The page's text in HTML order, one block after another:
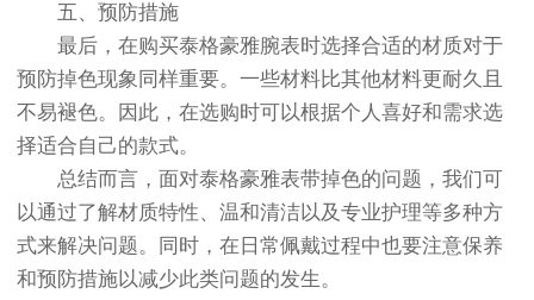
五、预防措施
最后，在购买泰格豪雅腕表时选择合适的材质对于
预防掉色现象同样重要。一些材料比其他材料更耐久且
不易褪色。因此，在选购时可以根据个人喜好和需求选
择适合自己的款式。
总结而言，面对泰格豪雅表带掉色的问题，我们可
以通过了解材质特性、温和清洁以及专业护理等多种方
式来解决问题。同时，在日常佩戴过程中也要注意保养
和预防措施以减少此类问题的发生。